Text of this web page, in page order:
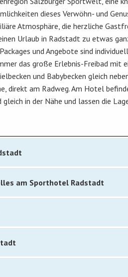
dieses Verwöhn- und
Atmosphäre, die herzliche
Urlaub in Radstadt zu etwas
und Angebote sind
das große Erlebnis-Freibad mit
und Babybecken gleich
direkt am Radweg. Am Hotel
in der Nähe und lassen die
am Sporthotel Radstadt